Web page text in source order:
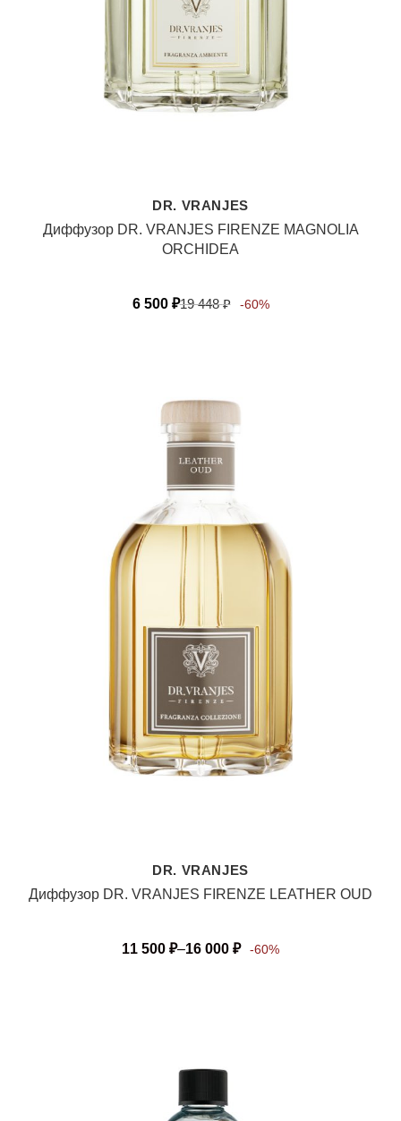
DR. VRANJES
Диффузор DR. VRANJES FIRENZE MAGNOLIA
ORCHIDEA
6 500 ₽19 448₽ -60%
DR. VRANJES
Диффузор DR. VRANJES FIRENZE LEATHER OUD
11 500 ₽–16 000 ₽ -60%